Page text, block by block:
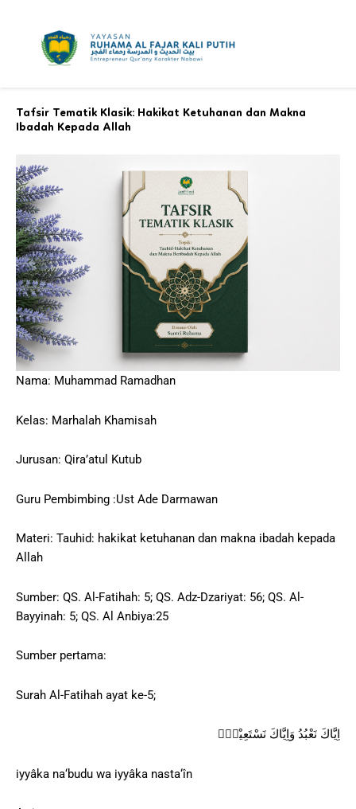
Tafsir Tematik Klasik: Hakikat Ketuhanan dan Makna
Ibadah Kepada Allah
Nama: Muhammad Ramadhan
Kelas: Marhalah Khamisah
Jurusan: Qira’atul Kutub
Guru Pembimbing :Ust Ade Darmawan
Materi: Tauhid: hakikat ketuhanan dan makna ibadah kepada
Allah
Sumber: QS. Al-Fatihah: 5; QS. Adz-Dzariyat: 56; QS. Al-
Bayyinah: 5; QS. Al Anbiya:25
Sumber pertama:
Surah Al-Fatihah ayat ke-5;
اِيَّاكَ نَعْبُدُ وَاِيَّاكَ نَسْتَعِيْنُۗ
iyyâka na‘budu wa iyyâka nasta‘în